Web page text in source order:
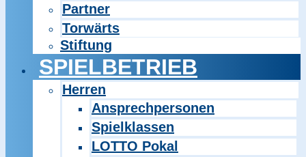
Partner
Torwärts
Stiftung
SPIELBETRIEB
Herren
Ansprechpersonen
Spielklassen
LOTTO Pokal